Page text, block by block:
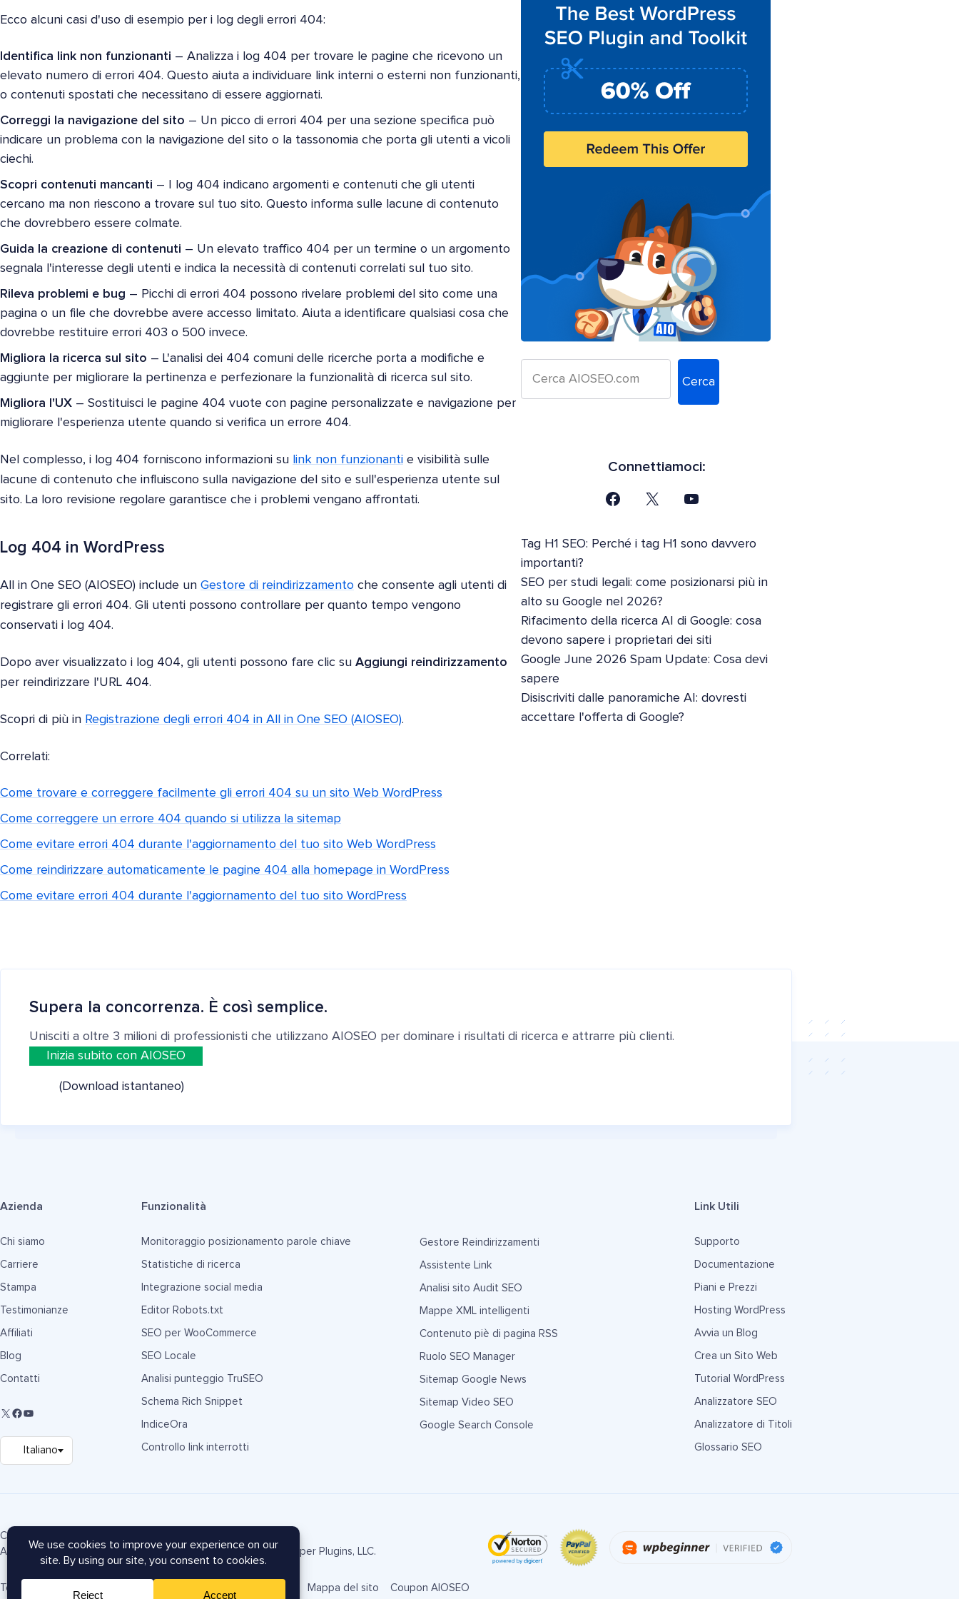
Ecco alcuni casi d'uso di esempio per i log degli errori 404:
Identifica link non funzionanti – Analizza i log 404 per trovare le pagine che ricevono un
elevato numero di errori 404. Questo aiuta a individuare link interni o esterni non funzionanti,
o contenuti spostati che necessitano di essere aggiornati.
Correggi la navigazione del sito – Un picco di errori 404 per una sezione specifica può
indicare un problema con la navigazione del sito o la tassonomia che porta gli utenti a vicoli
ciechi.
Scopri contenuti mancanti – I log 404 indicano argomenti e contenuti che gli utenti
cercano ma non riescono a trovare sul tuo sito. Questo informa sulle lacune di contenuto
che dovrebbero essere colmate.
Guida la creazione di contenuti – Un elevato traffico 404 per un termine o un argomento
segnala l'interesse degli utenti e indica la necessità di contenuti correlati sul tuo sito.
Rileva problemi e bug – Picchi di errori 404 possono rivelare problemi del sito come una
pagina o un file che dovrebbe avere accesso limitato. Aiuta a identificare qualsiasi cosa che
dovrebbe restituire errori 403 o 500 invece.
Migliora la ricerca sul sito – L'analisi dei 404 comuni delle ricerche porta a modifiche e
aggiunte per migliorare la pertinenza e perfezionare la funzionalità di ricerca sul sito.
Migliora l'UX – Sostituisci le pagine 404 vuote con pagine personalizzate e navigazione per
migliorare l'esperienza utente quando si verifica un errore 404.
Nel complesso, i log 404 forniscono informazioni su link non funzionanti e visibilità sulle
lacune di contenuto che influiscono sulla navigazione del sito e sull'esperienza utente sul
sito. La loro revisione regolare garantisce che i problemi vengano affrontati.
Log 404 in WordPress
All in One SEO (AIOSEO) include un Gestore di reindirizzamento che consente agli utenti di
registrare gli errori 404. Gli utenti possono controllare per quanto tempo vengono
conservati i log 404.
Dopo aver visualizzato i log 404, gli utenti possono fare clic su Aggiungi reindirizzamento
per reindirizzare l'URL 404.
Scopri di più in Registrazione degli errori 404 in All in One SEO (AIOSEO).
Correlati:
Come trovare e correggere facilmente gli errori 404 su un sito Web WordPress
Come correggere un errore 404 quando si utilizza la sitemap
Come evitare errori 404 durante l'aggiornamento del tuo sito Web WordPress
Come reindirizzare automaticamente le pagine 404 alla homepage in WordPress
Come evitare errori 404 durante l'aggiornamento del tuo sito WordPress
Cerca
Connettiamoci:
Tag H1 SEO: Perché i tag H1 sono davvero
importanti?
SEO per studi legali: come posizionarsi più in
alto su Google nel 2026?
Rifacimento della ricerca AI di Google: cosa
devono sapere i proprietari dei siti
Google June 2026 Spam Update: Cosa devi
sapere
Disiscriviti dalle panoramiche AI: dovresti
accettare l'offerta di Google?
Supera la concorrenza. È così semplice.
Unisciti a oltre 3 milioni di professionisti che utilizzano AIOSEO per dominare i risultati di ricerca e attrarre più clienti.
Inizia subito con AIOSEO
(Download istantaneo)
Azienda
Chi siamo
Carriere
Stampa
Testimonianze
Affiliati
Blog
Contatti
Funzionalità
Monitoraggio posizionamento parole chiave
Statistiche di ricerca
Integrazione social media
Editor Robots.txt
SEO per WooCommerce
SEO Locale
Analisi punteggio TruSEO
Schema Rich Snippet
IndiceOra
Controllo link interrotti
Gestore Reindirizzamenti
Assistente Link
Analisi sito Audit SEO
Mappe XML intelligenti
Contenuto piè di pagina RSS
Ruolo SEO Manager
Sitemap Google News
Sitemap Video SEO
Google Search Console
Link Utili
Supporto
Documentazione
Piani e Prezzi
Hosting WordPress
Avvia un Blog
Crea un Sito Web
Tutorial WordPress
Analizzatore SEO
Analizzatore di Titoli
Glossario SEO
Copyright © 2007-2026 Semper Plugins, LLC.
AIOSEO® e All in One SEO Pack® sono marchi registrati di Semper Plugins, LLC.
Termini di Servizio Mappa del sito Coupon AIOSEO